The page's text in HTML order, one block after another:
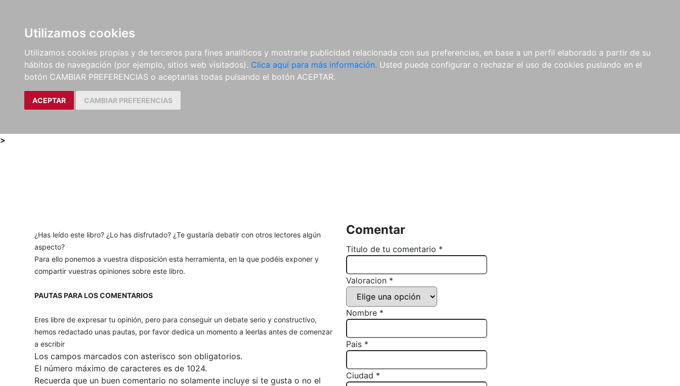
Utilizamos cookies
Utilizamos cookies propias y de terceros para fines analíticos y mostrarle publicidad relacionada con sus preferencias, en base a un perfil elaborado a partir de su
hábitos de navegación (por ejemplo, sitios web visitados). Clica aquí para más información. Usted puede configurar o rechazar el uso de cookies puslando en el
botón CAMBIAR PREFERENCIAS o aceptarlas todas pulsando el botón ACEPTAR.
ACEPTAR CAMBIAR PREFERENCIAS
LIBROS
MÉTODOS Y
EJERCICIOS
PARTITURAS Y EDICIONES
CRÍTICAS
REVISTAS
CDS Y
DVDS
MATERIAL
COMPLEMENTARIO
NOVEDADES NOTICIAS
COMPRAS
INSTITUCIONALES
>
¿Has leído este libro? ¿Lo has disfrutado? ¿Te gustaría debatir con otros lectores algún
aspecto?
Para ello ponemos a vuestra disposición esta herramienta, en la que podéis exponer y
compartir vuestras opiniones sobre este libro.
PAUTAS PARA LOS COMENTARIOS
Eres libre de expresar tu opinión, pero para conseguir un debate serio y constructivo,
hemos redactado unas pautas, por favor dedica un momento a leerlas antes de comenzar
a escribir
Los campos marcados con asterisco son obligatorios.
El número máximo de caracteres es de 1024.
Recuerda que un buen comentario no solamente incluye si te gusta o no el
Comentar
Titulo de tu comentario *
Valoracion *
Nombre *
Pais *
Ciudad *